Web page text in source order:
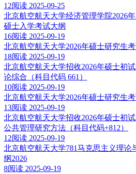
12阅读 2025-09-25
北京航空航天大学经济管理学院2026
硕士入学考试大纲
16阅读 2025-09-19
北京航空航天大学2026年硕士研究生
18阅读 2025-09-19
北京航空航天大学招收2026年硕士初
论综合（科目代码 661）
10阅读 2025-09-19
北京航空航天大学2026年硕士研究生
13阅读 2025-09-19
北京航空航天大学招收2026年硕士初
公共管理研究方法（科目代码+812）
12阅读 2025-09-19
北京航空航天大学781马克思主义理论
纲2026
8阅读 2025-09-19